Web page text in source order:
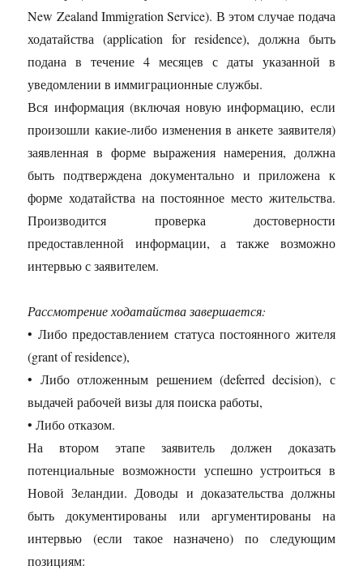
New Zealand Immigration Service). В этом случае подача
ходатайства (application for residence), должна быть
подана в течение 4 месяцев с даты указанной в
уведомлении в иммиграционные службы.
Вся информация (включая новую информацию, если
произошли какие-либо изменения в анкете заявителя)
заявленная в форме выражения намерения, должна
быть подтверждена документально и приложена к
форме ходатайства на постоянное место жительства.
Производится проверка достоверности
предоставленной информации, а также возможно
интервью с заявителем.
Рассмотрение ходатайства завершается:
• Либо предоставлением статуса постоянного жителя
(grant of residence),
• Либо отложенным решением (deferred decision), с
выдачей рабочей визы для поиска работы,
• Либо отказом.
На втором этапе заявитель должен доказать
потенциальные возможности успешно устроиться в
Новой Зеландии. Доводы и доказательства должны
быть документированы или аргументированы на
интервью (если такое назначено) по следующим
позициям: